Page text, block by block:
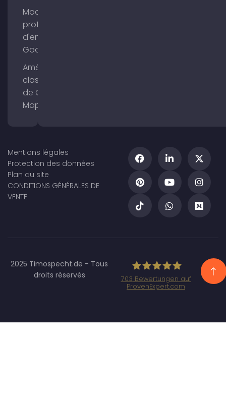
Modifier le
profil
d'entreprise
Google
Améliorer le
classement
de Google
Maps
Mentions légales
Protection des données
Plan du site
CONDITIONS GÉNÉRALES DE
VENTE
2025 Timospecht.de - Tous
droits réservés
GmbH - SEO/SEA
703 Bewertungen auf
ProvenExpert.com